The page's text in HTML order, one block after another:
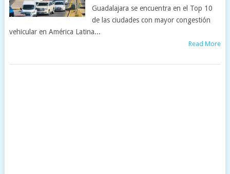
Guadalajara se encuentra en el Top 10
de las ciudades con mayor congestión
vehicular en América Latina...
Read More